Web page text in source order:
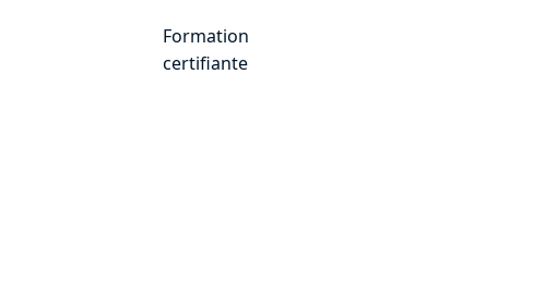
Formation
certifiante